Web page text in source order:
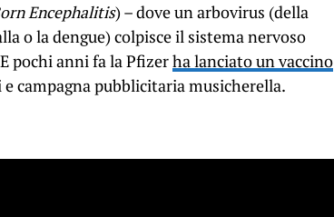
Encephalitis) – dove un arbovirus (della
o la dengue) colpisce il sistema nervoso
pochi anni fa la Pfizerha lanciato un vaccino
campagna pubblicitaria musicherella.